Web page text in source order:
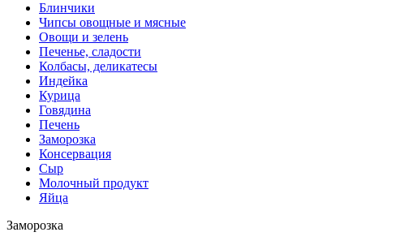
Блинчики
Чипсы овощные и мясные
Овощи и зелень
Печенье, сладости
Колбасы, деликатесы
Индейка
Курица
Говядина
Печень
Заморозка
Консервация
Сыр
Молочный продукт
Яйца
Заморозка